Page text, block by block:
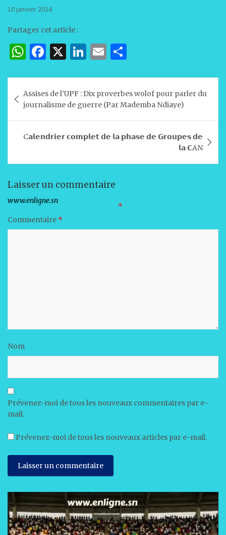
10 janvier 2024
Partager cet article :
W
at
s
A
p
F
c
e
b
o
k
X Li
k
e
dI
n
E
ai
l
ta
g
er
de
l’article
Assises de l’UPF : Dix proverbes wolof pour parler du
journalisme de guerre (Par Mademba Ndiaye)
C𝗮𝗹𝗲𝗻𝗱𝗿𝗶𝗲𝗿 𝗰𝗼𝗺𝗽𝗹𝗲𝘁 𝗱𝗲 𝗹𝗮 𝗽𝗵𝗮𝘀𝗲 𝗱𝗲 𝗚𝗿𝗼𝘂𝗽𝗲𝘀 𝗱𝗲
𝗹𝗮 𝗖AN
Laisser un commentaire
Votre adresse e-mail ne sera pas publiée.
Les champs obligatoires sont indiqués avec *
Commentaire *
Nom
Prévenez-moi de tous les nouveaux commentaires par e-
mail.
Prévenez-moi de tous les nouveaux articles par e-mail.